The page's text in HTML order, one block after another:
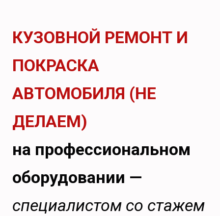
КУЗОВНОЙ РЕМОНТ И
ПОКРАСКА
АВТОМОБИЛЯ (НЕ
ДЕЛАЕМ)
на профессиональном
оборудовании —
специалистом со стажем